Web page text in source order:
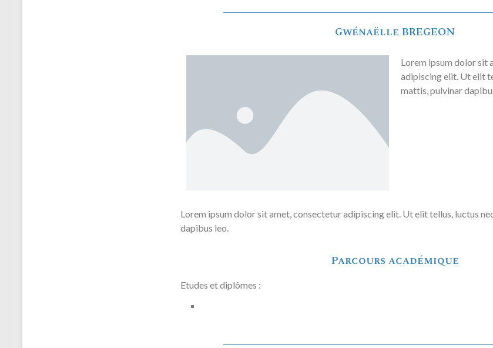
Gwénaëlle BREGEON
Lorem ipsum dolor sit
adipiscing elit. Ut elit
mattis, pulvinar
Lorem ipsum dolor sit amet, consectetur adipiscing elit. Ut elit tellus, luctus
dapibus leo.
Parcours académique
Etudes et diplômes :